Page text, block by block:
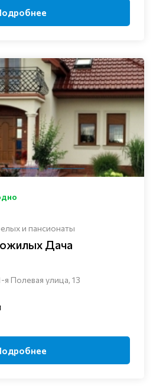
и пансионаты
Дача
я Полевая улица, 13